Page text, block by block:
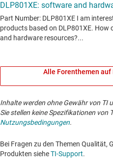
Alle Forenthemen auf
Inhalte werden ohne Gewähr von TI
Sie stellen keine Spezifikationen von
Nutzungsbedingungen.
Bei Fragen zu den Themen Qualität,
Produkten sieheTI-Support. ​​​​​​​​​​​​​​